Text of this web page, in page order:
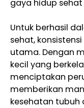
gaya hidup
Untuk berhasil
sehat,
utama. Dengan
kecil yang
menciptakan
memberikan
kesehatan tubuh